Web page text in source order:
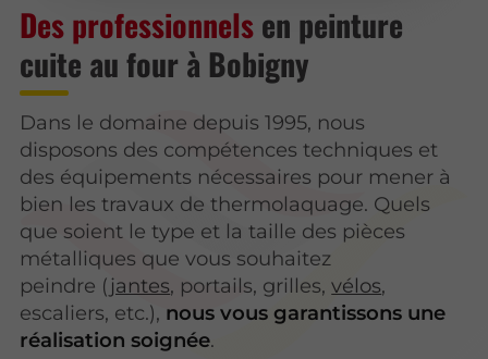
Des professionnelsen peinture
cuite au four à Bobigny
Dans le domaine depuis 1995, nous
disposons des compétences techniques et
des équipements nécessaires pour mener à
bien les travaux de thermolaquage. Quels
que soient le type et la taille des pièces
métalliques que vous souhaitez
peindre (jantes, portails, grilles,vélos,
escaliers, etc.), nous vous garantissons une
réalisation soignée.